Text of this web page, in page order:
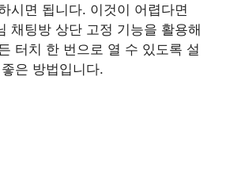
시면 됩니다. 이것이 어렵다면
채팅방 상단 고정 기능을 활용해
터치 한 번으로 열 수 있도록 설
은 방법입니다.